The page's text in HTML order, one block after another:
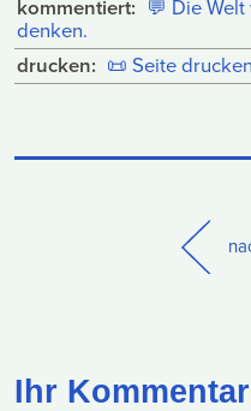
kommentiert: 💬 Die
denken.
drucken: 📜 Seite drucken
Ihr Kommentar